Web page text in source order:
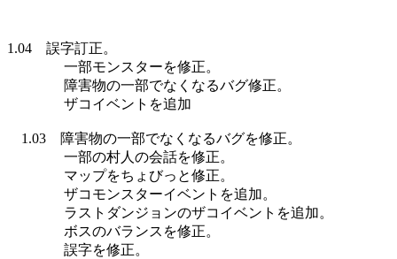
1.04 誤字訂正。
一部モンスターを修正。
障害物の一部でなくなるバグ修正。
ザコイベントを追加
1.03 障害物の一部でなくなるバグを修正。
一部の村人の会話を修正。
マップをちょびっと修正。
ザコモンスターイベントを追加。
ラストダンジョンのザコイベントを追加。
ボスのバランスを修正。
誤字を修正。